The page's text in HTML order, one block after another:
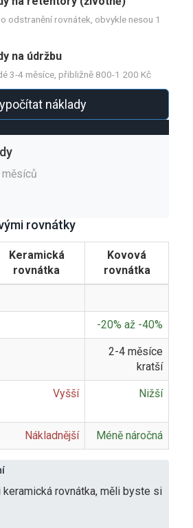
odstranění rovnátek, obvykle nesou 1
na údržbu
3-4 měsíce, přibližně 800-1 200 Kč
náklady
měsíců
rovnátky
Keramická
rovnátka
Kovová
rovnátka
-20% až -40%
2-4 měsíce
kratší
Vyšší Nižší
Nákladnější Méně náročná
rovnátka, měli byste si